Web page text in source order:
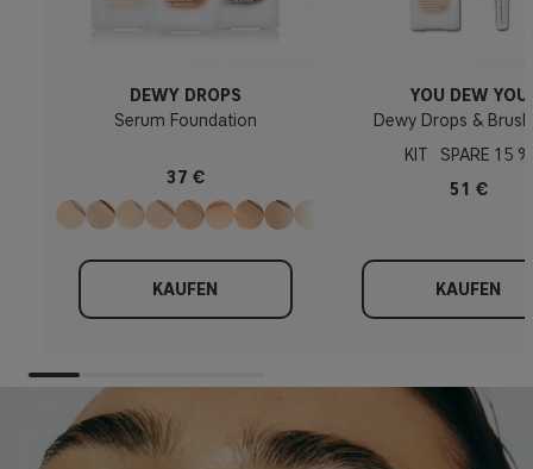
DEWY DROPS
Serum Foundation
37 €
KAUFEN
YOU DEW YOU
Dewy Drops &
KIT
15 %
51 €
KAUFEN